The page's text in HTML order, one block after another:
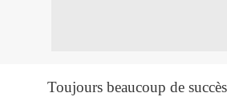
Toujours beaucoup de